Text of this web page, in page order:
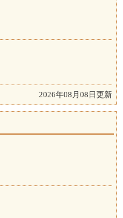
2026年08月08日更新